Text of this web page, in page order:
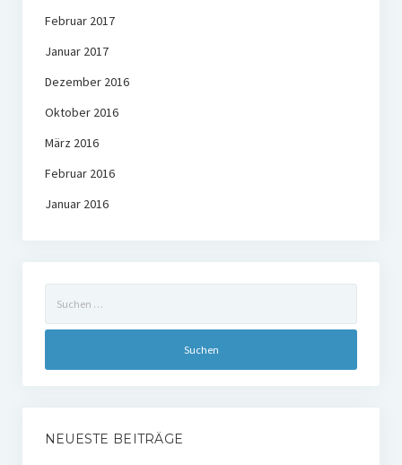
Februar 2017
Januar 2017
Dezember 2016
Oktober 2016
März 2016
Februar 2016
Januar 2016
nach:
NEUESTE BEITRÄGE